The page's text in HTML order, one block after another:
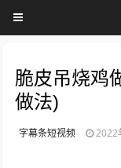
脆皮吊烧鸡
做法)
字幕条短视频 2022